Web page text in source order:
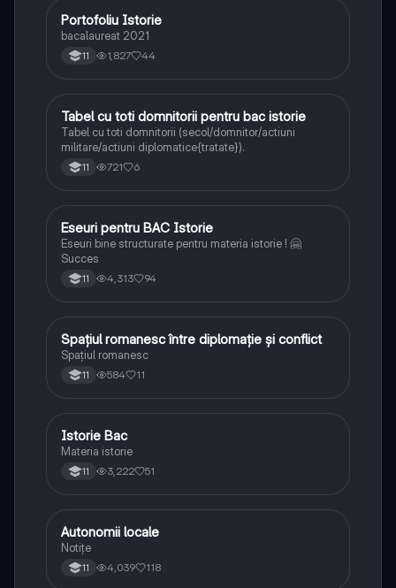
Istorie
Portofoliu Istorie
bacalaureat 2021
11 1,827 44
Istorie
Tabel cu toti domnitorii pentru bac istorie
Tabel cu toti domnitorii (secol/domnitor/actiuni
militare/actiuni diplomatice{tratate}).
11 721 6
Istorie
Eseuri pentru BAC Istorie
Eseuri bine structurate pentru materia istorie ! 🤗
Succes
11 4,313 94
Istorie
Spațiul romanesc între diplomație și conflict
Spațiul romanesc
11 584 11
Istorie
Istorie Bac
Materia istorie
11 3,222 51
Istorie
Autonomii locale
Notițe
11 4,039 118